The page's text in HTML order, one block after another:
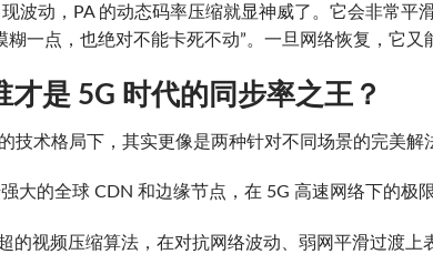
波动，PA 的动态码率压缩就显神威了。它会非常平
糊一点，也绝对不能卡死不动”。一旦网络恢复，它又
才是 5G 时代的同步率之王？
技术格局下，其实更像是两种针对不同场景的完美解
大的全球 CDN 和边缘节点，在 5G 高速网络下的极
的视频压缩算法，在对抗网络波动、弱网平滑过渡上